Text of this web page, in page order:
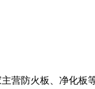
营防火板、净化板